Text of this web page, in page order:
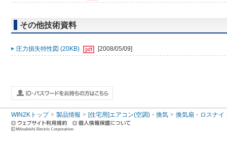
その他技術資料
圧力損失特性図 (20KB) [2008/05/09]
WIN2Kトップ 製品情報 [住宅用]エアコン(空調)・換気 換気扇・ロスナイ